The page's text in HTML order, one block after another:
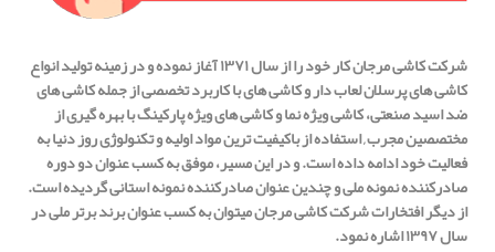
شرکت کاشی مرجان کار خود را از سال ۱۳۷۱ آغاز نموده و در زمینه تولید انواع
کاشی های پرسلان لعاب دار و کاشی های با کاربرد تخصصی از جمله کاشی های
ضد اسید صنعتی، کاشی ویژه نما و کاشی های ویژه پارکینگ با بهره گیری از
مختصصین مجرب , استفاده از باکیفیت ترین مواد اولیه و تکنولوژی روز دنیا به
فعالیت خود ادامه داده است. و در این مسیر، موفق به کسب عنوان دو دوره
صادرکننده نمونه ملی و چندین عنوان صادرکننده نمونه استانی گردیده است.
از دیگر افتخارات شرکت کاشی مرجان میتوان به کسب عنوان برند برتر ملی در
سال ۱۳۹۷ اشاره نمود.